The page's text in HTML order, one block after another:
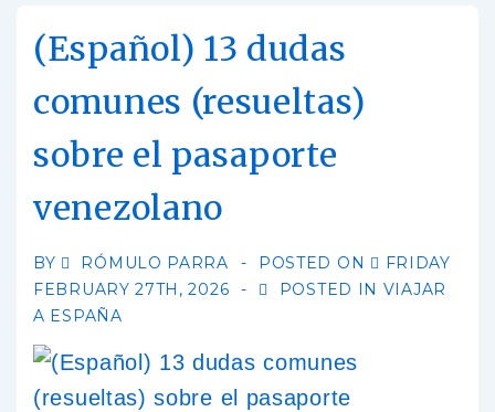
(Español) 13 dudas
comunes (resueltas)
sobre el pasaporte
venezolano
BY RÓMULO PARRA POSTED ON
FRIDAY
FEBRUARY 27TH, 2026
POSTED IN VIAJAR
A ESPAÑA